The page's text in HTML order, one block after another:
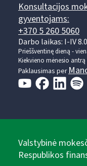
Konsultacijos
gyventojams:
+370 5 260 5060
Darbo laikas: I-IV
Prieššventinę dieną -
Kiekvieno mėnesio antrą
Paklausimas per
Valstybinė
Respublikos